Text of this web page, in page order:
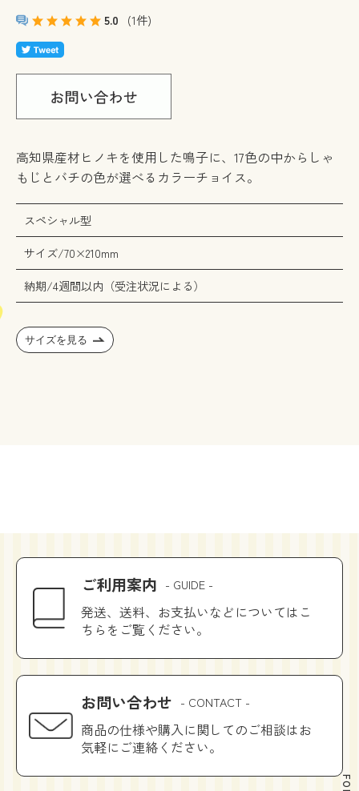
5.0
(1件)
高知県産材ヒノキを使用した鳴子に、17色の中からしゃ
もじとバチの色が選べるカラーチョイス。
スペシャル型
サイズ/70×210mm
納期/4週間以内（受注状況による）
サイズを見る
ご利用案内 - GUIDE -
発送、送料、お支払いなどについてはこ
ちらをご覧ください。
お問い合わせ - CONTACT -
商品の仕様や購入に関してのご相談はお
気軽にご連絡ください。